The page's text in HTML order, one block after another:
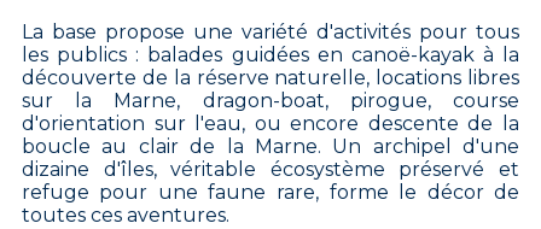
La base propose une variété d'activités pour tous
les publics : balades guidées en canoë-kayak à la
découverte de la réserve naturelle, locations libres
sur la Marne, dragon-boat, pirogue, course
d'orientation sur l'eau, ou encore descente de la
boucle au clair de la Marne. Un archipel d'une
dizaine d'îles, véritable écosystème préservé et
refuge pour une faune rare, forme le décor de
toutes ces aventures.